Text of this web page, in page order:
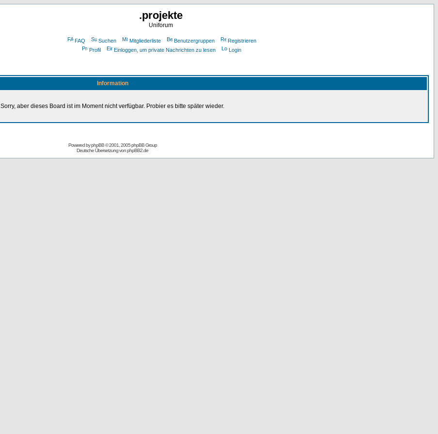
.projekte
Uniforum
FAQ Suchen Mitgliederliste Benutzergruppen
Registrieren
Profil
Einloggen, um private Nachrichten zu lesen Login
Information
Sorry, aber dieses Board ist im Moment nicht verfügbar. Probier es bitte später wieder.
Powered byphpBB© 2001, 2005 phpBB Group
Deutsche Übersetzung vonphpBB2.de